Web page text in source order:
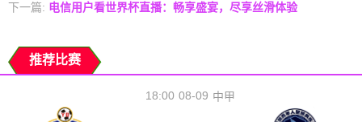
下一篇: 电信用户看世界杯直播：畅享盛宴，尽享丝滑体验
推荐比赛
08-09
18:00 中甲